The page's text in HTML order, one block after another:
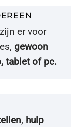
zijn er voor
gewoon
tablet of pc.
, hulp